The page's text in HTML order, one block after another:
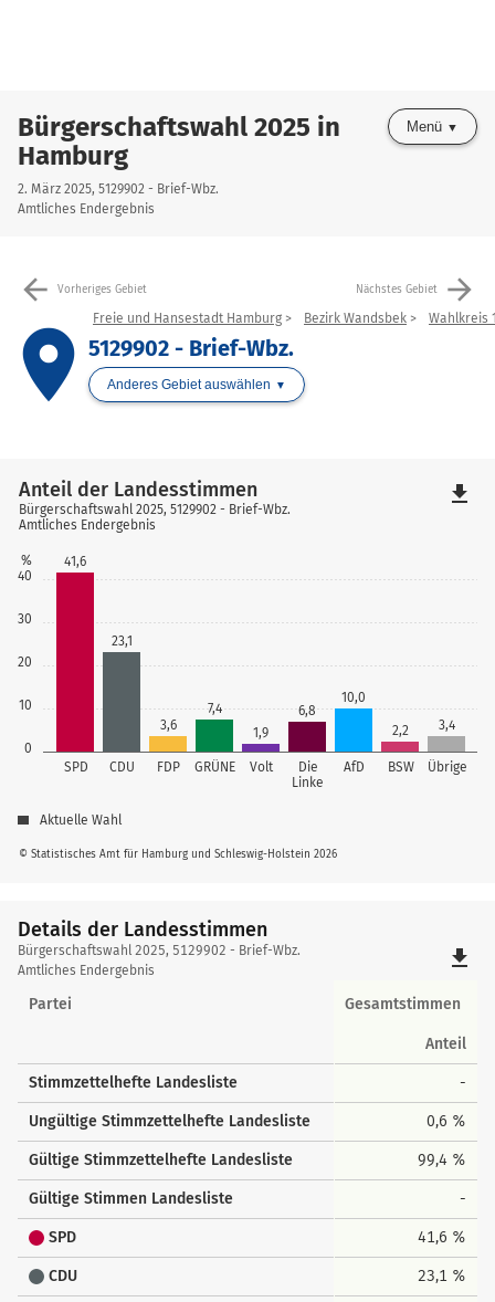
Bürgerschaftswahl 2025 in
Hamburg
2. März 2025, 5129902 - Brief-Wbz.
Amtliches Endergebnis
Menü
arrow_back Vorheriges Gebiet Nächstes Gebiet arrow_forward
place
Freie und Hansestadt Hamburg Bezirk Wandsbek Wahlkreis
5129902 - Brief-Wbz.
Anderes Gebiet auswählen
0
10
20
30
40
%
SPD CDU FDP GRÜNE Volt
Die
Linke
AfD BSW Übrige
41,6
23,1
3,6
7,4
1,9
6,8
10,0
2,2 3,4
© Statistisches Amt für Hamburg und Schleswig-Holstein 2026
Anteil der Landesstimmen
Bürgerschaftswahl 2025, 5129902 - Brief-Wbz.
Amtliches Endergebnis
Aktuelle Wahl
file_download
Details der Landesstimmen
Details
der
Landesstimmen
Bürgerschaftswahl 2025, 5129902 - Brief-Wbz.
Amtliches Endergebnis
file_download
Partei Gesamtstimmen
Anteil
Stimmzettelhefte Landesliste -
Ungültige Stimmzettelhefte Landesliste 0,6 %
Gültige Stimmzettelhefte Landesliste 99,4 %
Gültige Stimmen Landesliste -
SPD 41,6 %
CDU 23,1 %